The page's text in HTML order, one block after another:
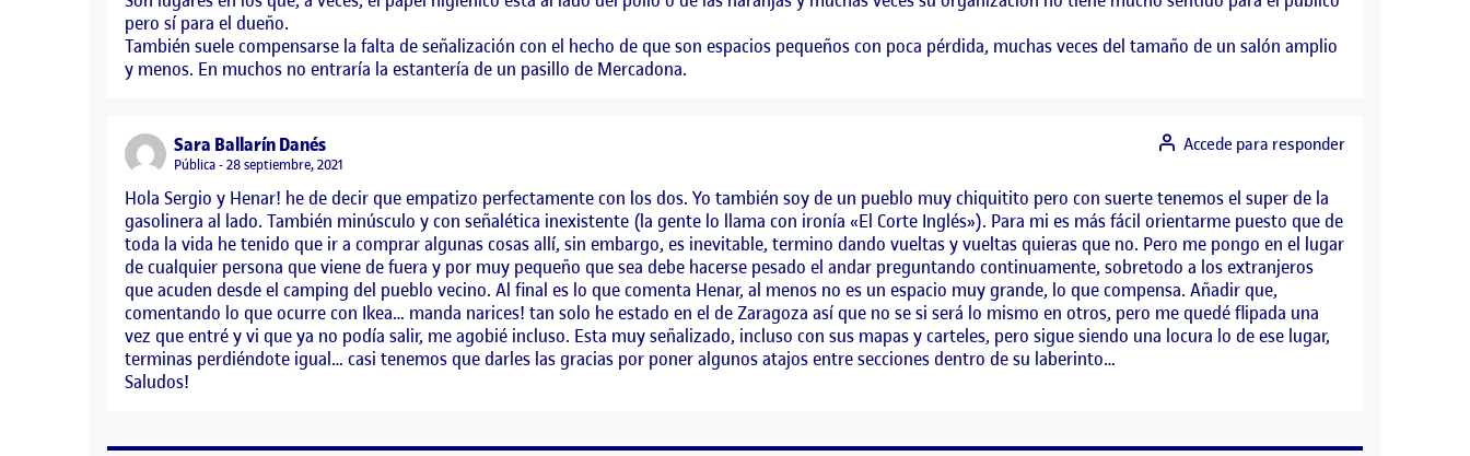
pero sí para el dueño.
También suele compensarse la falta de señalización con el hecho de que son espacios pequeños con poca pérdida, muchas veces del tamaño de un salón amplio
y menos. En muchos no entraría la estantería de un pasillo de Mercadona.
Sara Ballarín Danéssays:
Visibilidad:
Pública 28 septiembre, 2021
Hola Sergio y Henar! he de decir que empatizo perfectamente con los dos. Yo también soy de un pueblo muy chiquitito pero con suerte tenemos el super de la
gasolinera al lado. También minúsculo y con señalética inexistente (la gente lo llama con ironía «El Corte Inglés»). Para mi es más fácil orientarme puesto que de
toda la vida he tenido que ir a comprar algunas cosas allí, sin embargo, es inevitable, termino dando vueltas y vueltas quieras que no. Pero me pongo en el lugar
de cualquier persona que viene de fuera y por muy pequeño que sea debe hacerse pesado el andar preguntando continuamente, sobretodo a los extranjeros
que acuden desde el camping del pueblo vecino. Al final es lo que comenta Henar, al menos no es un espacio muy grande, lo que compensa. Añadir que,
comentando lo que ocurre con Ikea… manda narices! tan solo he estado en el de Zaragoza así que no se si será lo mismo en otros, pero me quedé flipada una
vez que entré y vi que ya no podía salir, me agobié incluso. Esta muy señalizado, incluso con sus mapas y carteles, pero sigue siendo una locura lo de ese lugar,
terminas perdiéndote igual… casi tenemos que darles las gracias por poner algunos atajos entre secciones dentro de su laberinto…
Saludos!
Accede para responder